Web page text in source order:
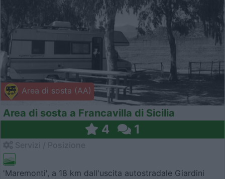
Area di sosta (AA)
Area di sosta a Francavilla di Sicilia
4 1
'Maremonti', a 18 km dall'uscita autostradale Giardini